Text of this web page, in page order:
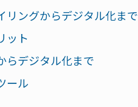
リングからデジタル化まで
ット
らデジタル化まで
ール